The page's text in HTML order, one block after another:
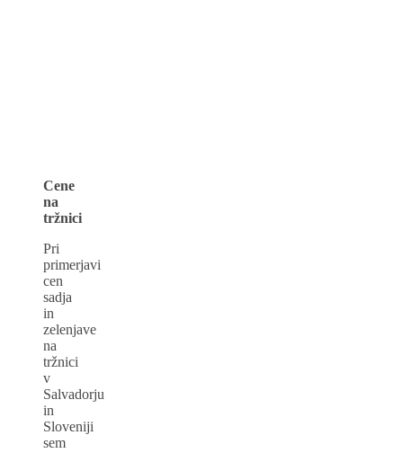
Cene
na
tržnici
Pri
primerjavi
cen
sadja
in
zelenjave
na
tržnici
v
Salvadorju
in
Sloveniji
sem